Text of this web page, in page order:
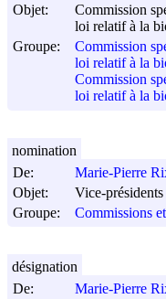
Objet:
Commission
loi relatif à la
Groupe:
Commission
loi relatif à la
Commission
loi relatif à la
De:
Marie-Pierre
Objet:
Vice-présidents
Groupe:
Commissions
nomination
De:
Marie-Pierre
désignation